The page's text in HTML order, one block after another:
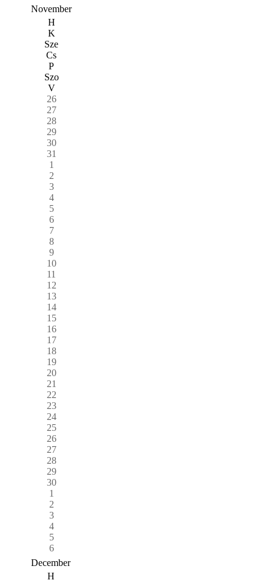
November
H
K
Sze
Cs
P
Szo
V
26
27
28
29
30
31
1
2
3
4
5
6
7
8
9
10
11
12
13
14
15
16
17
18
19
20
21
22
23
24
25
26
27
28
29
30
1
2
3
4
5
6
December
H